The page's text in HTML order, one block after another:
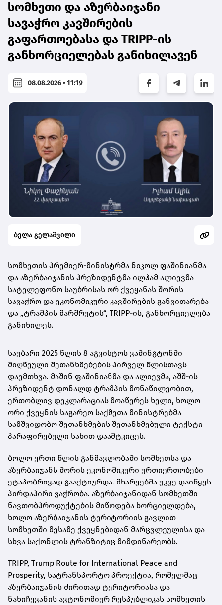
სომხეთი და აზერბაიჯანი
სავაჭრო კავშირების
გაფართოებასა და TRIPP-ის
განხორციელებას განიხილავენ
08.08.2026 • 11:19
ბელა გელაშვილი
სომხეთის პრემიერ-მინისტრმა ნიკოლ ფაშინიანმა
და აზერბაიჯანის პრეზიდენტმა ილჰამ ალიევმა
სატელეფონო საუბრისას ორ ქვეყანას შორის
სავაჭრო და ეკონომიკური კავშირების განვითარება
და „ტრამპის მარშრუტის“, TRIPP-ის, განხორციელება
განიხილეს.
საუბარი 2025 წლის 8 აგვისტოს ვაშინგტონში
მიღწეული შეთანხმებების პირველ წლისთავს
დაემთხვა. მაშინ ფაშინიანმა და ალიევმა, აშშ-ის
პრეზიდენტ დონალდ ტრამპის მონაწილეობით,
ერთობლივ დეკლარაციას მოაწერეს ხელი, ხოლო
ორი ქვეყნის საგარეო საქმეთა მინისტრებმა
სამშვიდობო შეთანხმების შეთანხმებული ტექსტი
პარაფირებული სახით დაამტკიცეს.
ბოლო ერთი წლის განმავლობაში სომხეთსა და
აზერბაიჯანს შორის ეკონომიკური ურთიერთობები
ეტაპობრივად გააქტიურდა. მხარეებმა უკვე დაიწყეს
პირდაპირი ვაჭრობა. აზერბაიჯანიდან სომხეთში
ნავთობპროდუქტების მიწოდება ხორციელდება,
ხოლო აზერბაიჯანის ტერიტორიის გავლით
სომხეთში მესამე ქვეყნებიდან მარცვლეულისა და
სხვა საქონლის ტრანზიტიც მიმდინარეობს.
TRIPP, Trump Route for International Peace and
Prosperity, სატრანსპორტო პროექტია, რომელმაც
აზერბაიჯანის ძირითად ტერიტორიასა და
ნახიჩევანის ავტონომიურ რესპუბლიკას სომხეთის